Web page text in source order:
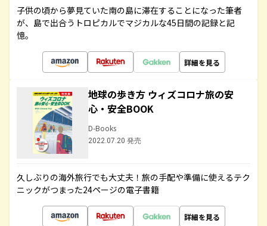
子供の頃から夢見ていた南の島に滞在することになった筆者
が、島で出合うトロピカルでマジカルな45日間の記録と記
憶。
詳細を見る
地球の歩き方 ウィズコロナ旅の安
心・安全BOOK
D-Books
2022.07.20 発売
久しぶりの海外旅行でも大丈夫！旅の手配や準備に使えるテク
ニックがつまった24ページの電子書籍
詳細を見る